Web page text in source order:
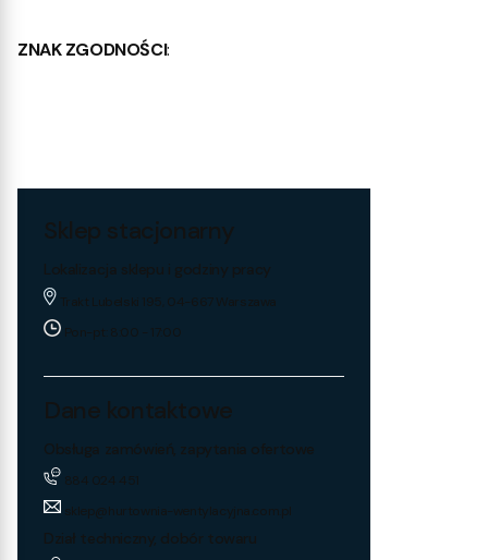
ZNAK ZGODNOŚCI:
Sklep stacjonarny
Lokalizacja sklepu i godziny pracy
Trakt Lubelski 195, 04-667 Warszawa
Pon-pt: 8:00 - 17:00
Dane kontaktowe
Obsługa zamówień, zapytania ofertowe
884 024 451
sklep@hurtownia-wentylacyjna.com.pl
Dział techniczny, dobór towaru